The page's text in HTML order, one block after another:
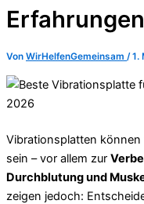
Von WirHelfenGemeinsam /1.
Vibrationsplatten können
sein – vor allem zur
Durchblutung und
zeigen jedoch: